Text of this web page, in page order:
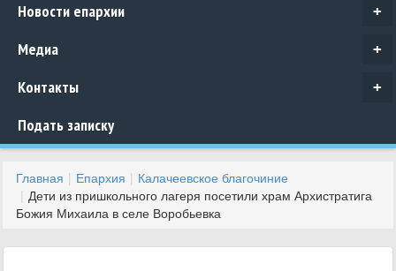
+
Новости епархии
+
Медиа
+
Контакты
Подать записку
Главная Епархия
Калачеевское благочиние
Дети из пришкольного лагеря посетили храм Архистратига
Божия Михаила в селе Воробьевка